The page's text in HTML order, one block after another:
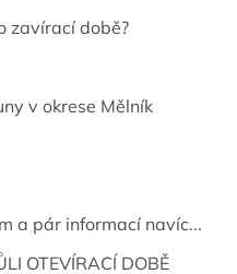
zavírací době?
v okrese Mělník
a pár informací navíc...
OTEVÍRACÍ DOBĚ